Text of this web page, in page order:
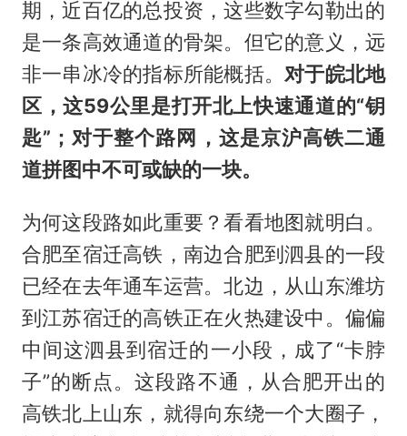
期，近百亿的总投资，这些数字勾勒出的
是一条高效通道的骨架。但它的意义，远
非一串冰冷的指标所能概括。 对于皖北地
区，这59公里是打开北上快速通道的“钥
匙”；对于整个路网，这是京沪高铁二通
道拼图中不可或缺的一块。
为何这段路如此重要？看看地图就明白。
合肥至宿迁高铁，南边合肥到泗县的一段
已经在去年通车运营。北边，从山东潍坊
到江苏宿迁的高铁正在火热建设中。偏偏
中间这泗县到宿迁的一小段，成了“卡脖
子”的断点。这段路不通，从合肥开出的
高铁北上山东，就得向东绕一个大圈子，